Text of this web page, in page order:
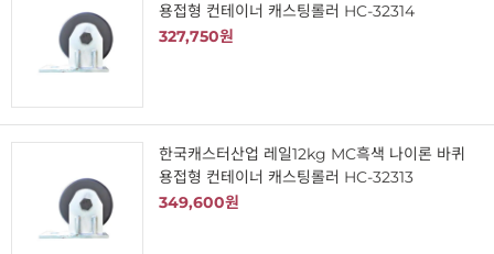
용접형 컨테이너 캐스팅롤러 HC-32314
327,750원
한국캐스터산업 레일12kg MC흑색 나이론 바퀴
용접형 컨테이너 캐스팅롤러 HC-32313
349,600원